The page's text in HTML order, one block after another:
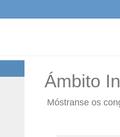
Ámbito
Móstranse os